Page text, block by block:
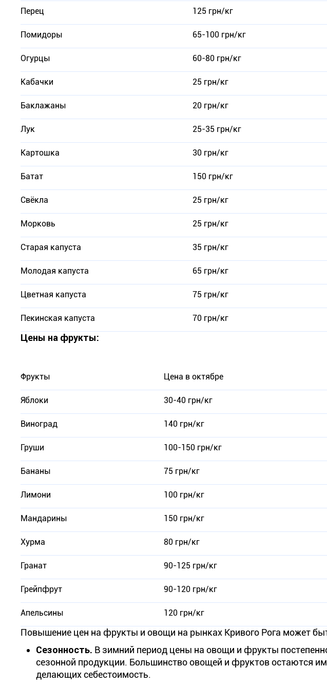
Перец 125 грн/кг
Помидоры 65-100 грн/кг
Огурцы 60-80 грн/кг
Кабачки 25 грн/кг
Баклажаны 20 грн/кг
Лук 25-35 грн/кг
Картошка 30 грн/кг
Батат 150 грн/кг
Свёкла 25 грн/кг
Морковь 25 грн/кг
Старая капуста 35 грн/кг
Молодая капуста 65 грн/кг
Цветная капуста 75 грн/кг
Пекинская капуста 70 грн/кг
Цены на фрукты:
Фрукты Цена в октябре
Яблоки 30-40 грн/кг
Виноград 140 грн/кг
Груши 100-150 грн/кг
Бананы 75 грн/кг
Лимони 100 грн/кг
Мандарины 150 грн/кг
Хурма 80 грн/кг
Гранат 90-125 грн/кг
Грейпфрут 90-120 грн/кг
Апельсины 120 грн/кг
Повышение цен на фрукты и овощи на рынках Кривого Рога может
Сезонность. В зимний период цены на овощи и фрукты
сезонной продукции. Большинство овощей и фруктов остаются
делающих себестоимость.